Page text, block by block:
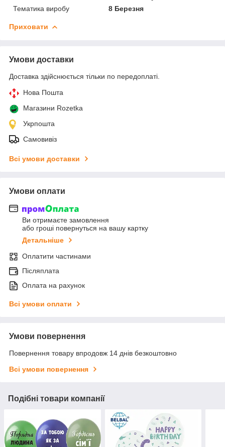
Тематика виробу
8 Березня
Приховати
Умови доставки
Доставка здійснюється тільки по передоплаті.
Нова Пошта
Магазини Rozetka
Укрпошта
Самовивіз
Всі умови доставки
Умови оплати
Ви отримаєте замовлення
або гроші повернуться на вашу картку
Детальніше
Оплатити частинами
Післяплата
Оплата на рахунок
Всі умови оплати
Умови повернення
Повернення товару впродовж 14 днів безкоштовно
Всі умови повернення
Подібні товари компанії